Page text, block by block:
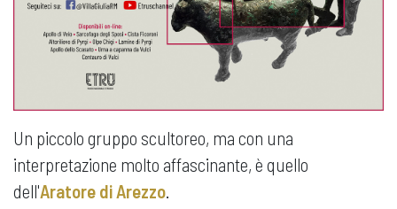
Un piccolo gruppo scultoreo, ma con una
interpretazione molto affascinante, è quello
dell'Aratore di Arezzo